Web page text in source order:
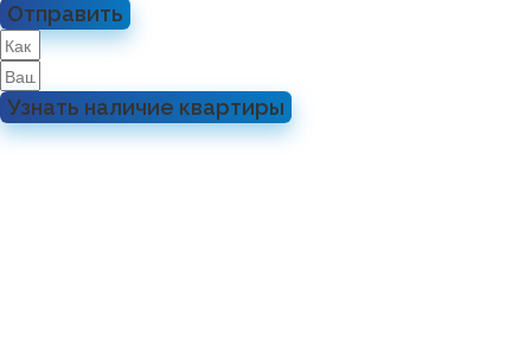
Отправить
Узнать наличие квартиры